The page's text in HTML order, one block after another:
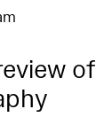
of